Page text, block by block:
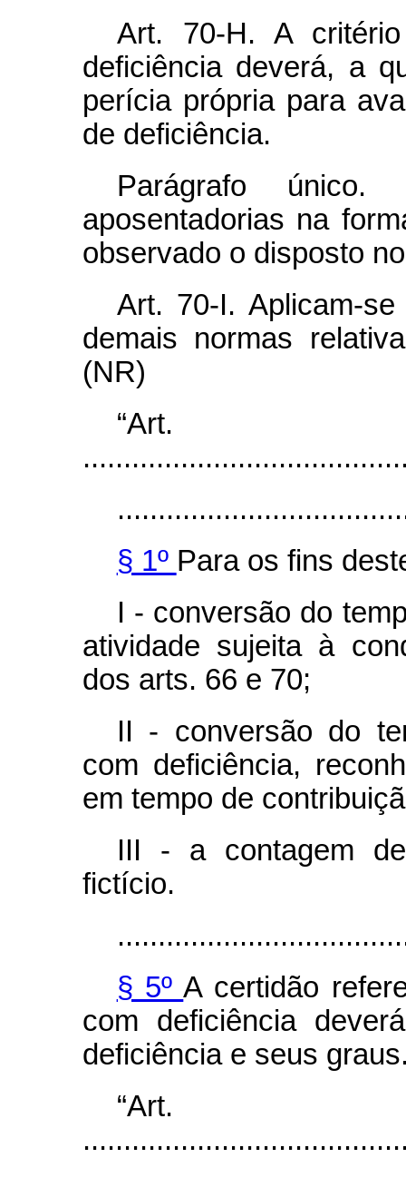
Art. 70-H. A
deficiência deverá, a
perícia própria para
de deficiência.
Parágrafo
aposentadorias na
observado o disposto
Art. 70-I. Aplicam-
demais normas
(NR)
§ 1º Para os fins
I - conversão do
atividade sujeita à
dos arts. 66 e 70;
II - conversão do
com deficiência,
em tempo de
III - a contagem
fictício.
§ 5ºA certidão
com deficiência
deficiência e seus